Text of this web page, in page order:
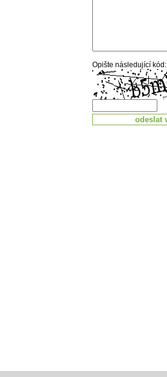
Opište následující kód: